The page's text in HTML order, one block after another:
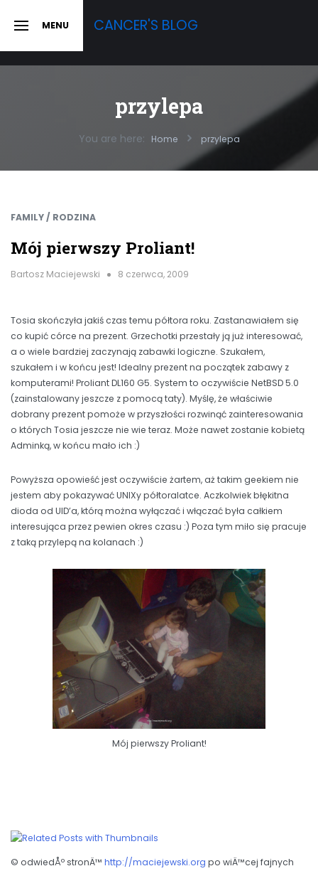
SLIDE MENU CANCER'S BLOG
przylepa
You are here: Home przylepa
FAMILY / RODZINA
Mój pierwszy Proliant!
Bartosz Maciejewski 8 czerwca, 2009
Tosia skończyła jakiś czas temu półtora roku. Zastanawiałem się
co kupić córce na prezent. Grzechotki przestały ją już interesować,
a o wiele bardziej zaczynają zabawki logiczne. Szukałem,
szukałem i w końcu jest! Idealny prezent na początek zabawy z
komputerami! Proliant DL160 G5. System to oczywiście NetBSD 5.0
(zainstalowany jeszcze z pomocą taty). Myślę, że właściwie
dobrany prezent pomoże w przyszłości rozwinąć zainteresowania
o których Tosia jeszcze nie wie teraz. Może nawet zostanie kobietą
Adminką, w końcu mało ich :)
Powyższa opowieść jest oczywiście żartem, aż takim geekiem nie
jestem aby pokazywać UNIXy półtoralatce. Aczkolwiek błękitna
dioda od UID’a, którą można wyłączać i włączać była całkiem
interesująca przez pewien okres czasu :) Poza tym miło się pracuje
z taką przylepą na kolanach :)
Mój pierwszy Proliant!
© odwiedÅº stronÄ™ http://maciejewski.org po wiÄ™cej fajnych